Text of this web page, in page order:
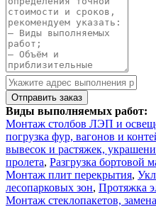
Виды выполняемых работ:
Монтаж столбов ЛЭП и
погрузка фур, вагонов и
вывесок и растяжек,
пролета, Разгрузка бортовой
Монтаж плит перекрытия,
лесопарковых зон, Протяжка
Монтаж стеклопакетов,